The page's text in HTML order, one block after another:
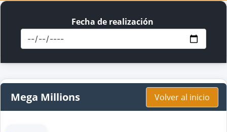
Fecha de realización
Mega Millions Volver al inicio